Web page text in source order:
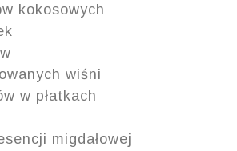
kokosowych
wiśni
w płatkach
migdałowej